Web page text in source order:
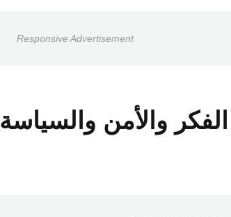
Responsive Advertisement
والأمن والسياسة